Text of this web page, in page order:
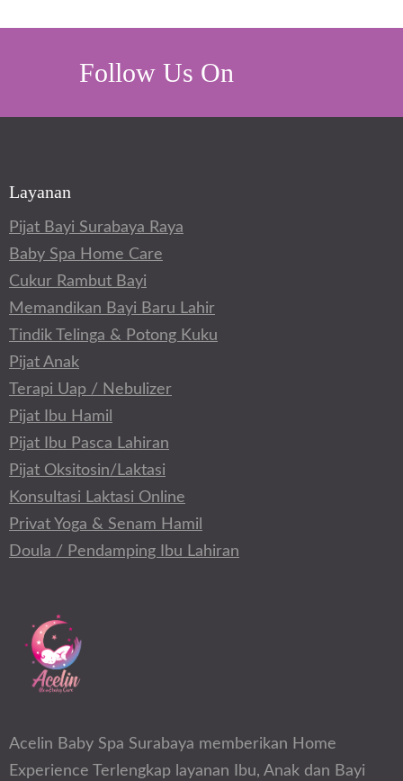
Follow Us On
Layanan
Pijat Bayi Surabaya Raya
Baby Spa Home Care
Cukur Rambut Bayi
Memandikan Bayi Baru Lahir
Tindik Telinga & Potong Kuku
Pijat Anak
Terapi Uap / Nebulizer
Pijat Ibu Hamil
Pijat Ibu Pasca Lahiran
Pijat Oksitosin/Laktasi
Konsultasi Laktasi Online
Privat Yoga & Senam Hamil
Doula / Pendamping Ibu Lahiran
Acelin Baby Spa Surabaya memberikan Home
Experience Terlengkap layanan Ibu, Anak dan Bayi